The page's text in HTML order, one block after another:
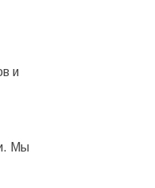
и
Мы